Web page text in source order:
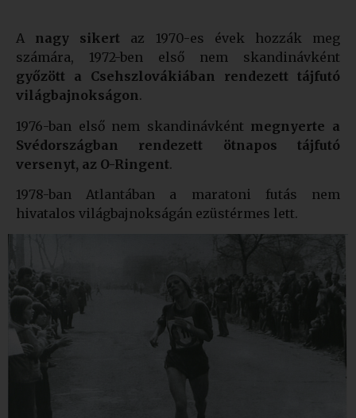
A nagy sikert az 1970-es évek hozzák meg
számára, 1972-ben első nem skandinávként
győzött a Csehszlovákiában rendezett tájfutó
világbajnokságon.
1976-ban első nem skandinávként megnyerte a
Svédországban rendezett ötnapos tájfutó
versenyt, az O-Ringent.
1978-ban Atlantában a maratoni futás nem
hivatalos világbajnokságán ezüstérmes lett.